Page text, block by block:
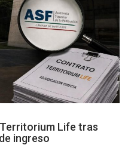
Territorium Life tras
ingreso